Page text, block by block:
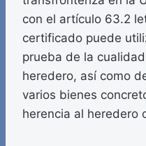
con el artículo 63.2
certificado puede
prueba de la
heredero, así como
varios bienes
herencia al heredero